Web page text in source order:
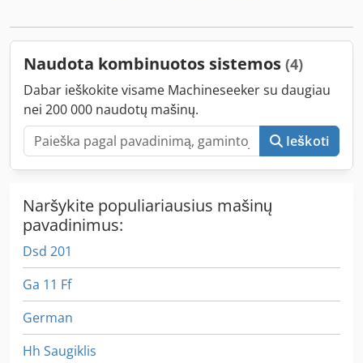
sukomplektuota kombinuota sistema - Įmontuoti Bitzer
Naudota - Išmontuota iš veikiančios įmonės - Laiko žymės ir
naudojimo pėdsakai - Parduodama be garantijos
Naudota kombinuotos sistemos (4)
Dabar ieškokite visame Machineseeker su daugiau
nei 200 000 naudotų mašinų.
Ieškoti
Naršykite populiariausius mašinų
pavadinimus:
Dsd 201
Ga 11 Ff
German
Hh Saugiklis